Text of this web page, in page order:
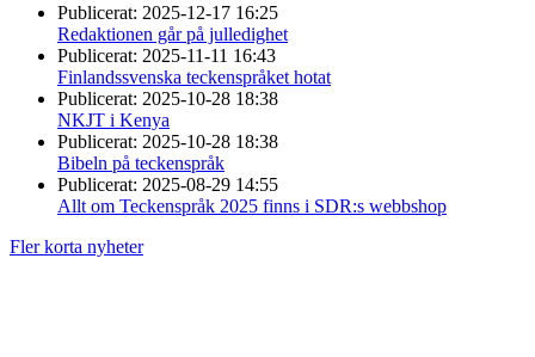
Publicerat: 2025-12-17 16:25
Redaktionen går på julledighet
Publicerat: 2025-11-11 16:43
Finlandssvenska teckenspråket hotat
Publicerat: 2025-10-28 18:38
NKJT i Kenya
Publicerat: 2025-10-28 18:38
Bibeln på teckenspråk
Publicerat: 2025-08-29 14:55
Allt om Teckenspråk 2025 finns i SDR:s webbshop
Fler korta nyheter